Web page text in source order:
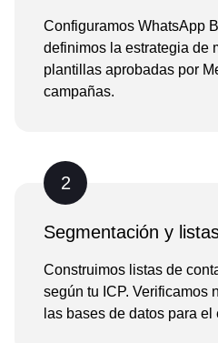
Configuramos WhatsApp
definimos la estrategia de
plantillas aprobadas por
campañas.
2
Segmentación y
Construimos listas de
según tu ICP. Verificamos
las bases de datos para el